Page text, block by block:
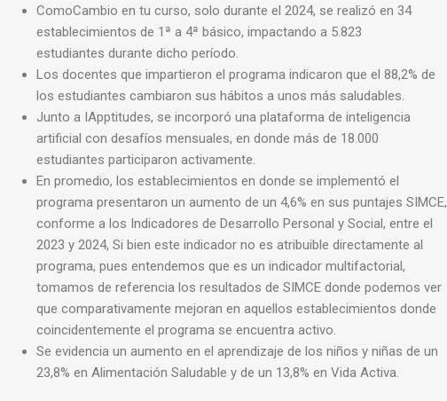
ComoCambio en tu curso, solo durante el 2024, se realizó en 34
establecimientos de 1ª a 4ª básico, impactando a 5.823
estudiantes durante dicho período.
Los docentes que impartieron el programa indicaron que el 88,2% de
los estudiantes cambiaron sus hábitos a unos más saludables.
Junto a IApptitudes, se incorporó una plataforma de inteligencia
artificial con desafíos mensuales, en donde más de 18.000
estudiantes participaron activamente.
En promedio, los establecimientos en donde se implementó el
programa presentaron un aumento de un 4,6% en sus puntajes SIMCE,
conforme a los Indicadores de Desarrollo Personal y Social, entre el
2023 y 2024, Si bien este indicador no es atribuible directamente al
programa, pues entendemos que es un indicador multifactorial,
tomamos de referencia los resultados de SIMCE donde podemos ver
que comparativamente mejoran en aquellos establecimientos donde
coincidentemente el programa se encuentra activo.
Se evidencia un aumento en el aprendizaje de los niños y niñas de un
23,8% en Alimentación Saludable y de un 13,8% en Vida Activa.